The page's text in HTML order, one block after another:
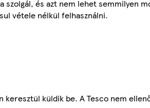
és azt nem lehet semmilyen
vétele nélkül felhasználni.
küldik be. A Tesco nem